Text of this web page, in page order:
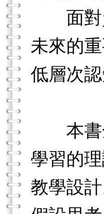
面對資
未來的
低層次
本書全
學習的
教學設